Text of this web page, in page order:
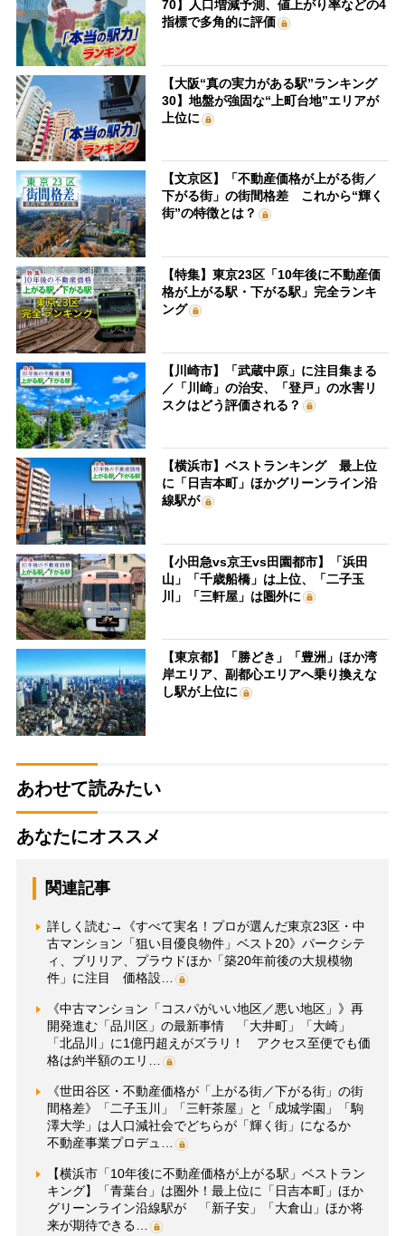
70】人口増減予測、値上がり率などの4
指標で多角的に評価
【大阪“真の実力がある駅”ランキング
30】地盤が強固な“上町台地”エリアが
上位に
【文京区】「不動産価格が上がる街／
下がる街」の街間格差 これから“輝く
街”の特徴とは？
【特集】東京23区「10年後に不動産価
格が上がる駅・下がる駅」完全ランキ
ング
【川崎市】「武蔵中原」に注目集まる
／「川崎」の治安、「登戸」の水害リ
スクはどう評価される？
【横浜市】ベストランキング 最上位
に「日吉本町」ほかグリーンライン沿
線駅が
【小田急vs京王vs田園都市】「浜田
山」「千歳船橋」は上位、「二子玉
川」「三軒屋」は圏外に
【東京都】「勝どき」「豊洲」ほか湾
岸エリア、副都心エリアへ乗り換えな
し駅が上位に
あわせて読みたい
あなたにオススメ
関連記事
詳しく読む→《すべて実名！プロが選んだ東京23区・中
古マンション「狙い目優良物件」ベスト20》パークシテ
ィ、ブリリア、プラウドほか「築20年前後の大規模物
件」に注目 価格設…
《中古マンション「コスパがいい地区／悪い地区」》再
開発進む「品川区」の最新事情 「大井町」「大崎」
「北品川」に1億円超えがズラリ！ アクセス至便でも価
格は約半額のエリ…
《世田谷区・不動産価格が「上がる街／下がる街」の街
間格差》「二子玉川」「三軒茶屋」と「成城学園」「駒
澤大学」は人口減社会でどちらが「輝く街」になるか
不動産事業プロデュ…
【横浜市「10年後に不動産価格が上がる駅」ベストラン
キング】「青葉台」は圏外！最上位に「日吉本町」ほか
グリーンライン沿線駅が 「新子安」「大倉山」ほか将
来が期待できる…